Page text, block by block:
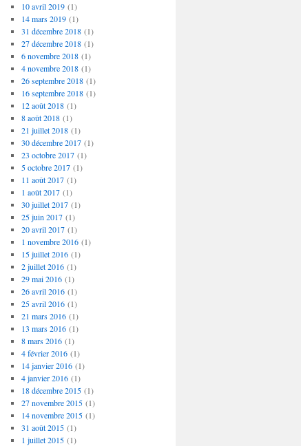
10 avril 2019(1)
14 mars 2019(1)
31 décembre 2018(1)
27 décembre 2018(1)
6 novembre 2018(1)
4 novembre 2018(1)
26 septembre 2018(1)
16 septembre 2018(1)
12 août 2018(1)
8 août 2018(1)
21 juillet 2018(1)
30 décembre 2017(1)
23 octobre 2017(1)
5 octobre 2017(1)
11 août 2017(1)
1 août 2017(1)
30 juillet 2017(1)
25 juin 2017(1)
20 avril 2017(1)
1 novembre 2016(1)
15 juillet 2016(1)
2 juillet 2016(1)
29 mai 2016(1)
26 avril 2016(1)
25 avril 2016(1)
21 mars 2016(1)
13 mars 2016(1)
8 mars 2016(1)
4 février 2016(1)
14 janvier 2016(1)
4 janvier 2016(1)
18 décembre 2015(1)
27 novembre 2015(1)
14 novembre 2015(1)
31 août 2015(1)
1 juillet 2015(1)